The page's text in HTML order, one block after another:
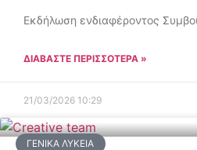
Εκδήλωση ενδιαφέροντος
ΔΙΑΒΑΣΤΕ ΠΕΡΙΣΣΟΤΕΡΑ »
21/03/2026 10:29
ΓΕΝΙΚΆ ΛΎΚΕΙΑ